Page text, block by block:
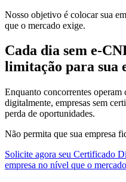
Nosso objetivo é colocar sua
que o mercado exige.
Cada dia sem e-
limitação para sua
Enquanto concorrentes
digitalmente, empresas sem
perda de oportunidades.
Não permita que sua empresa
Solicite agora seu Certificado
empresa no nível que o